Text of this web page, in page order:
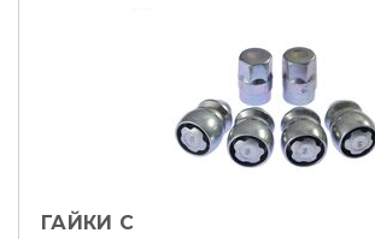
ГАЙКИ СЕКРЕТНІ FARAD